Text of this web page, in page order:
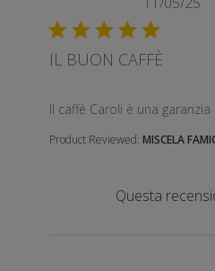
IL BUON CAFFÈ
Il caffè Caroli è una
read more about
Product Reviewed: MISCELA
Questa